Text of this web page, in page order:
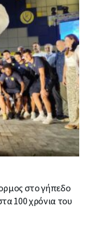
στο γήπεδο
100 χρόνια του